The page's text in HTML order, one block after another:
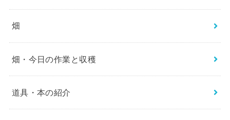
畑
畑・今日の作業と収穫
道具・本の紹介